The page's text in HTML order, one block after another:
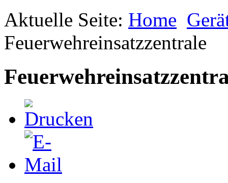
Aktuelle Seite: Home
Feuerwehreinsatzzentrale